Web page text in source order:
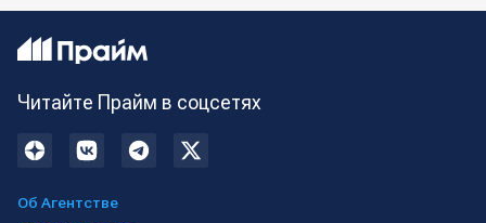
Читайте Прайм в соцсетях
Об Агентстве